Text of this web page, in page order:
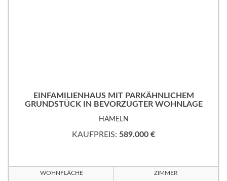
EINFAMILIENHAUS MIT PARKÄHNLICHEM
GRUNDSTÜCK IN BEVORZUGTER WOHNLAGE
HAMELN
KAUFPREIS: 589.000 €
WOHNFLÄCHE ZIMMER